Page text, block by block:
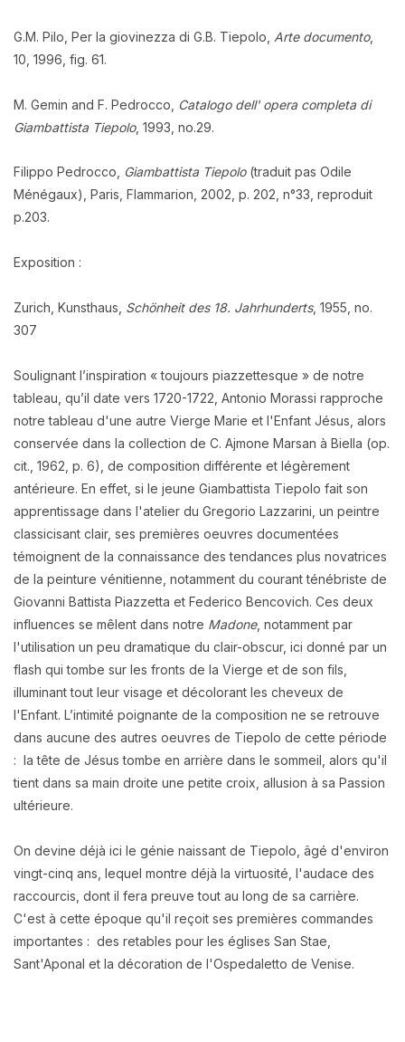
G.M. Pilo, Per la giovinezza di G.B. Tiepolo, Arte documento,
10, 1996, fig. 61.
M. Gemin and F. Pedrocco,
Catalogo dell' opera completa di
Giambattista Tiepolo, 1993, no.29.
Filippo Pedrocco, Giambattista Tiepolo (traduit pas Odile
Ménégaux), Paris, Flammarion, 2002, p. 202, n°33, reproduit
p.203.
Exposition :
Zurich, Kunsthaus, Schönheit des 18. Jahrhunderts, 1955, no.
307
Soulignant l’inspiration « toujours piazzettesque » de notre
tableau, qu’il date vers 1720-1722, Antonio Morassi rapproche
notre tableau d'une autre Vierge Marie et l'Enfant Jésus, alors
conservée dans la collection de C. Ajmone Marsan à Biella (op.
cit., 1962, p. 6), de composition différente et légèrement
antérieure. En effet, si le jeune Giambattista Tiepolo fait son
apprentissage dans l'atelier du Gregorio Lazzarini, un peintre
classicisant clair, ses premières oeuvres documentées
témoignent de la connaissance des tendances plus novatrices
de la peinture vénitienne, notamment du courant ténébriste de
Giovanni Battista Piazzetta et Federico Bencovich. Ces deux
influences se mêlent dans notre Madone, notamment par
l'utilisation un peu dramatique du clair-obscur, ici donné par un
flash qui tombe sur les fronts de la Vierge et de son fils,
illuminant tout leur visage et décolorant les cheveux de
l'Enfant. L’intimité poignante de la composition ne se retrouve
dans aucune des autres oeuvres de Tiepolo de cette période
: la tête de Jésus tombe en arrière dans le sommeil, alors qu'il
tient dans sa main droite une petite croix, allusion à sa Passion
ultérieure.
On devine déjà ici le génie naissant de Tiepolo, âgé d'environ
vingt-cinq ans, lequel montre déjà la virtuosité, l'audace des
raccourcis, dont il fera preuve tout au long de sa carrière.
C'est à cette époque qu'il reçoit ses premières commandes
importantes : des retables pour les églises San Stae,
Sant'Aponal et la décoration de l'Ospedaletto de Venise.